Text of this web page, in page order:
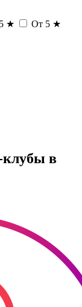
★ От 5 ★
клубы в